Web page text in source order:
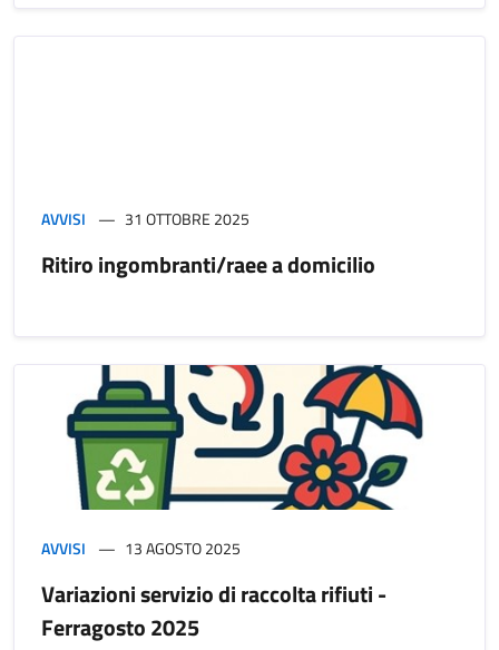
AVVISI 31 OTTOBRE 2025
Ritiro ingombranti/raee a domicilio
AVVISI 13 AGOSTO 2025
Variazioni servizio di raccolta rifiuti -
Ferragosto 2025